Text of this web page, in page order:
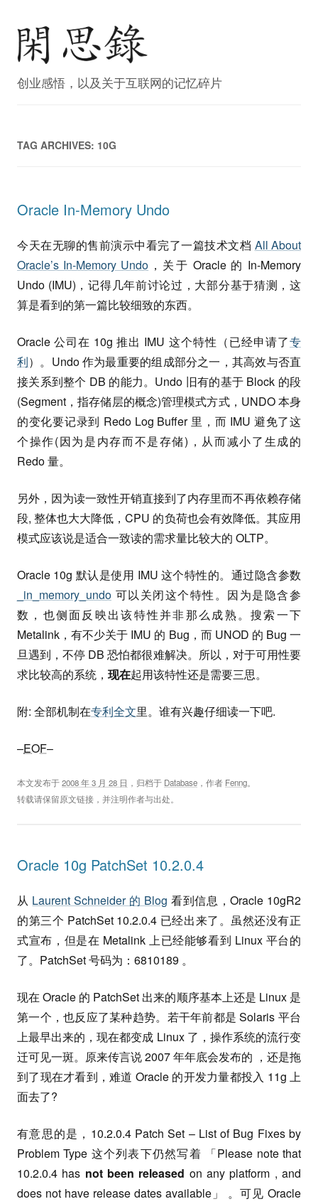
创业感悟，以及关于互联网的记忆碎片
TAG ARCHIVES: 10G
Oracle In-Memory Undo
今天在无聊的售前演示中看完了一篇技术文档 All About
Oracle’s In-Memory Undo ，关于 Oracle 的 In-Memory
Undo (IMU)，记得几年前讨论过，大部分基于猜测，这
算是看到的第一篇比较细致的东西。
Oracle 公司在 10g 推出 IMU 这个特性（已经申请了专
利）。Undo 作为最重要的组成部分之一，其高效与否直
接关系到整个 DB 的能力。Undo 旧有的基于 Block 的段
(Segment，指存储层的概念)管理模式方式，UNDO 本身
的变化要记录到 Redo Log Buffer 里，而 IMU 避免了这
个操作(因为是内存而不是存储)，从而减小了生成的
Redo 量。
另外，因为读一致性开销直接到了内存里而不再依赖存储
段, 整体也大大降低，CPU 的负荷也会有效降低。其应用
模式应该说是适合一致读的需求量比较大的 OLTP。
Oracle 10g 默认是使用 IMU 这个特性的。通过隐含参数
_in_memory_undo 可以关闭这个特性。因为是隐含参
数，也侧面反映出该特性并非那么成熟。搜索一下
Metalink，有不少关于 IMU 的 Bug，而 UNOD 的 Bug 一
旦遇到，不停 DB 恐怕都很难解决。所以，对于可用性要
求比较高的系统， 现在起用该特性还是需要三思。
附: 全部机制在专利全文里。谁有兴趣仔细读一下吧.
–EOF–
本文发布于2008 年 3 月 28 日 ，归档于 Database ，作者 Fenng。
转载请保留原文链接，并注明作者与出处。
Oracle 10g PatchSet 10.2.0.4
从 Laurent Schneider 的 Blog 看到信息，Oracle 10gR2
的第三个 PatchSet 10.2.0.4 已经出来了。虽然还没有正
式宣布，但是在 Metalink 上已经能够看到 Linux 平台的
了。PatchSet 号码为：6810189 。
现在 Oracle 的 PatchSet 出来的顺序基本上还是 Linux 是
第一个，也反应了某种趋势。若干年前都是 Solaris 平台
上最早出来的，现在都变成 Linux 了，操作系统的流行变
迁可见一斑。原来传言说 2007 年年底会发布的 ，还是拖
到了现在才看到，难道 Oracle 的开发力量都投入 11g 上
面去了?
有意思的是，10.2.0.4 Patch Set – List of Bug Fixes by
Problem Type 这个列表下仍然写着 「Please note that
10.2.0.4 has not been released on any platform , and
does not have release dates available」 。可见 Oracle